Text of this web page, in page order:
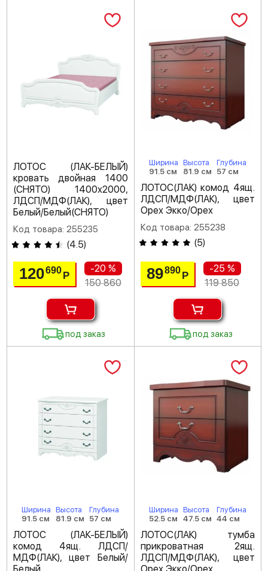
ЛОТОС (ЛАК-БЕЛЫЙ)
кровать двойная 1400
(СНЯТО) 1400х2000,
ЛДСП/МДФ(ЛАК), цвет
Белый/Белый(СНЯТО)
Код товара: 255235
(4.5)
120690Р
-20 %
150 860
под заказ
Ширина
91.5 см
Высота
81.9 см
Глубина
57 см
ЛОТОС(ЛАК) комод 4ящ.
ЛДСП/МДФ(ЛАК), цвет
Орех Экко/Орех
Код товара: 255238
(5)
89890 Р
-25 %
119 850
под заказ
Ширина
91.5 см
Высота
81.9 см
Глубина
57 см
ЛОТОС (ЛАК-БЕЛЫЙ)
комод 4ящ. ЛДСП/
МДФ(ЛАК), цвет Белый/
Ширина
52.5 см
Высота
47.5 см
Глубина
44 см
ЛОТОС(ЛАК) тумба
прикроватная 2ящ.
ЛДСП/МДФ(ЛАК), цвет